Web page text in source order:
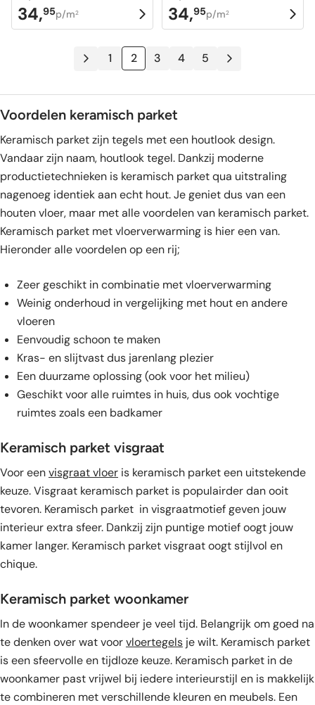
Oorspronkelijke
prijs
34,95
Huidige
prijs
p/m2
Oorspronkelijke
prijs
34,95
Huidige
prijs
p/m2
1 2 3 4 5
Voordelen keramisch parket
Keramisch parket zijn tegels met een houtlook design.
Vandaar zijn naam, houtlook tegel. Dankzij moderne
productietechnieken is keramisch parket qua uitstraling
nagenoeg identiek aan echt hout. Je geniet dus van een
houten vloer, maar met alle voordelen van keramisch parket.
Keramisch parket met vloerverwarming is hier een van.
Hieronder alle voordelen op een rij;
Zeer geschikt in combinatie met vloerverwarming
Weinig onderhoud in vergelijking met hout en andere
vloeren
Eenvoudig schoon te maken
Kras- en slijtvast dus jarenlang plezier
Een duurzame oplossing (ook voor het milieu)
Geschikt voor alle ruimtes in huis, dus ook vochtige
ruimtes zoals een badkamer
Keramisch parket visgraat
Voor eenvisgraat vloer is keramisch parket een uitstekende
keuze. Visgraat keramisch parket is populairder dan ooit
tevoren. Keramisch parket in visgraatmotief geven jouw
interieur extra sfeer. Dankzij zijn puntige motief oogt jouw
kamer langer. Keramisch parket visgraat oogt stijlvol en
chique.
Keramisch parket woonkamer
In de woonkamer spendeer je veel tijd. Belangrijk om goed na
te denken over wat voorvloertegels je wilt. Keramisch parket
is een sfeervolle en tijdloze keuze. Keramisch parket in de
woonkamer past vrijwel bij iedere interieurstijl en is makkelijk
te combineren met verschillende kleuren en meubels. Een